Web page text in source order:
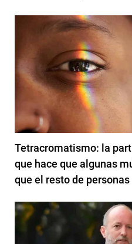
Tetracromatismo: la
que hace que algunas
que el resto de personas